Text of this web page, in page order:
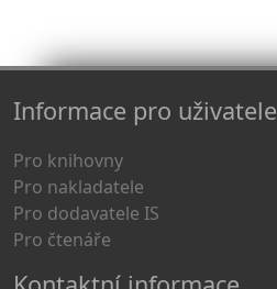
Informace pro uživatele
Pro knihovny
Pro nakladatele
Pro dodavatele IS
Pro čtenáře